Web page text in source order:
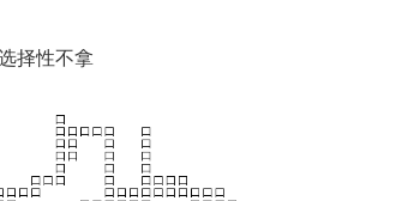
择性不拿